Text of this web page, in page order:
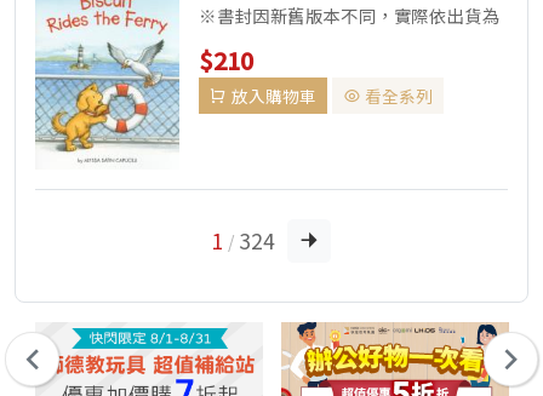
※書封因新舊版本不同，實際依出貨為
主，請確認能接受此類可能書況再做選
購，謝謝。 ▌全系列共五級，...
$210
放入購物車 看全系列
1 / 324